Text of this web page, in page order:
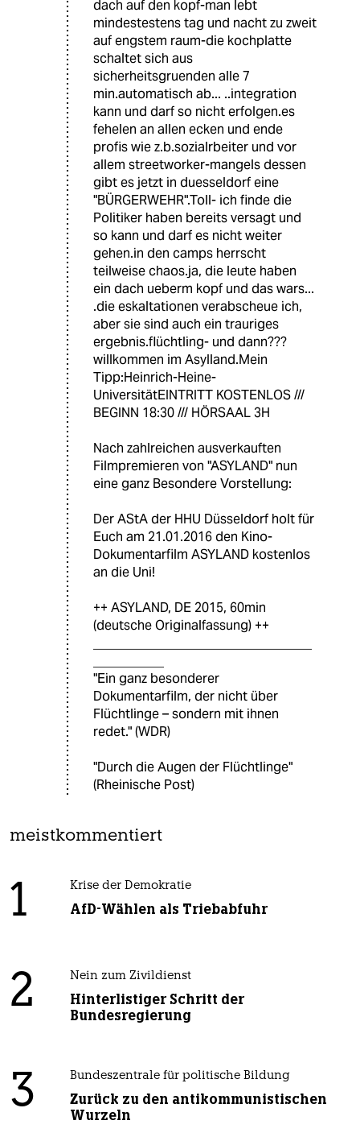
dach auf den kopf-man lebt
mindestestens tag und nacht zu zweit
auf engstem raum-die kochplatte
schaltet sich aus
sicherheitsgruenden alle 7
min.automatisch ab... ..integration
kann und darf so nicht erfolgen.es
fehelen an allen ecken und ende
profis wie z.b.sozialrbeiter und vor
allem streetworker-mangels dessen
gibt es jetzt in duesseldorf eine
"BÜRGERWEHR".Toll- ich finde die
Politiker haben bereits versagt und
so kann und darf es nicht weiter
gehen.in den camps herrscht
teilweise chaos.ja, die leute haben
ein dach ueberm kopf und das wars...
.die eskaltationen verabscheue ich,
aber sie sind auch ein trauriges
ergebnis.flüchtling- und dann???
willkommen im Asylland.Mein
Tipp:Heinrich-Heine-
UniversitätEINTRITT KOSTENLOS ///
BEGINN 18:30 /// HÖRSAAL 3H
Nach zahlreichen ausverkauften
Filmpremieren von "ASYLAND" nun
eine ganz Besondere Vorstellung:
Der AStA der HHU Düsseldorf holt für
Euch am 21.01.2016 den Kino-
Dokumentarfilm ASYLAND kostenlos
an die Uni!
++ ASYLAND, DE 2015, 60min
(deutsche Originalfassung) ++
"Ein ganz besonderer
Dokumentarfilm, der nicht über
Flüchtlinge – sondern mit ihnen
redet." (WDR)
"Durch die Augen der Flüchtlinge"
(Rheinische Post)
meistkommentiert
1 Krise der Demokratie
AfD-Wählen als Triebabfuhr
2 Nein zum Zivildienst
Hinterlistiger Schritt der
Bundesregierung
3 Bundeszentrale für politische Bildung
Zurück zu den antikommunistischen
Wurzeln